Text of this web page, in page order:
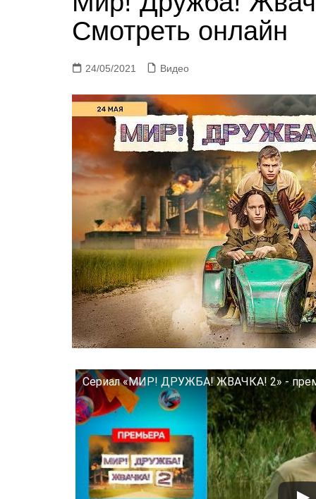
Смотреть онлайн
24/05/2021 Видео
Сериал «МИР! ДРУЖБА! ЖВАЧКА! 2» -